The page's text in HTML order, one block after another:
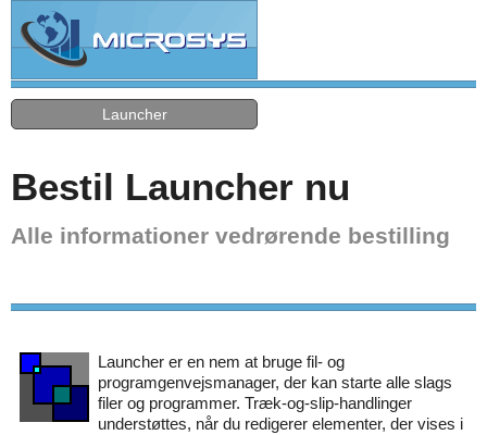
Launcher
Bestil Launcher nu
Alle informationer vedrørende bestilling
Launcher er en nem at bruge fil- og
programgenvejsmanager, der kan starte alle slags
filer og programmer. Træk-og-slip-handlinger
understøttes, når du redigerer elementer, der vises i